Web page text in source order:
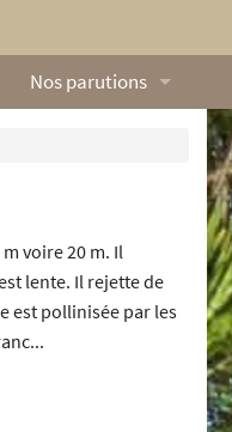
Nos parutions
Livres
Vidéos naturalistes de
voire 20 m. Il
lente. Il rejette de
est pollinisée par les